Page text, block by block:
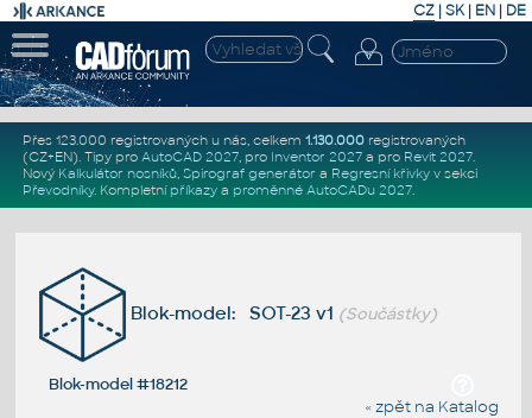
CZ | SK| EN | DE
Přes 123.000 registrovaných u nás, celkem 1.130.000registrovaných
(CZ+EN). Tipy pro AutoCAD 2027, pro Inventor 2027a pro Revit 2027.
Nový Kalkulátor nosníků, Spirograf generátor a Regresní křivkyv sekci
Převodníky. Kompletní příkazya proměnné AutoCADu 2027.
Blok-model: SOT-23 v1 (Součástky)
Blok-model #18212
« zpět na Katalog